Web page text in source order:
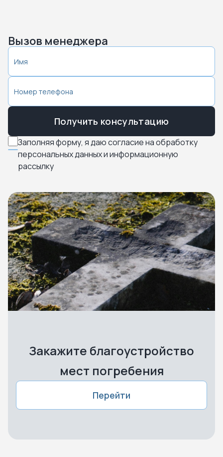
Вызов менеджера
Заполняя форму, я даю согласие на обработку
персональных данных и информационную
рассылку
Получить консультацию
Закажите благоустройство
мест погребения
Перейти